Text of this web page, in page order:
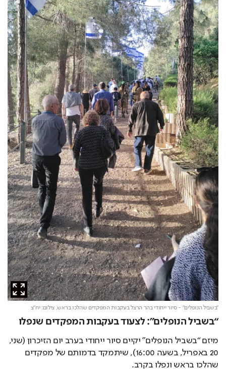
"בשביל הנופלים" - סיור ייחודי בהר הרצל בעקבות המפקדים שהלכו בראש, צילום: יח"צ
“בשביל הנופלים”: לצעוד בעקבות המפקדים שנפלו
שהלכו בראש ונפלו בקרב.